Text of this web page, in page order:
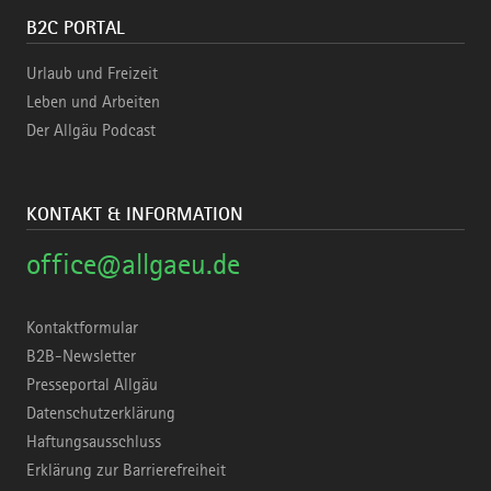
B2C PORTAL
Urlaub und Freizeit
Leben und Arbeiten
Der Allgäu Podcast
KONTAKT & INFORMATION
office@allgaeu.de
Kontaktformular
B2B-Newsletter
Presseportal Allgäu
Datenschutzerklärung
Haftungsausschluss
Erklärung zur Barrierefreiheit